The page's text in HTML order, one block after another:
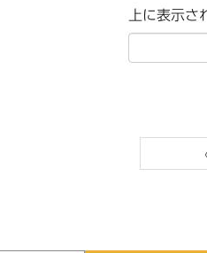
上に表示さ